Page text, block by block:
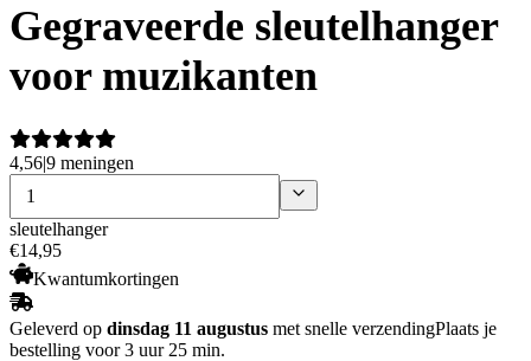
Gegraveerde sleutelhanger
voor muzikanten
4,56|9 meningen
sleutelhanger
€14,95
Kwantumkortingen
Geleverd op dinsdag 11 augustus met snelle verzendingPlaats je
bestelling voor 3 uur 25 min.